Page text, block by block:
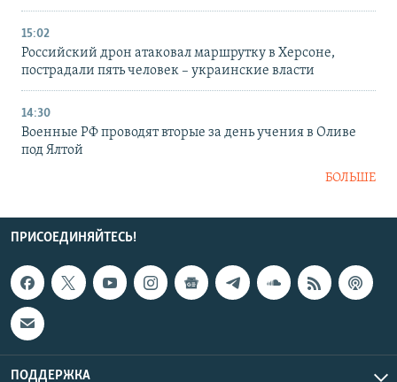
15:02
Российский дрон атаковал маршрутку в Херсоне,
пострадали пять человек – украинские власти
14:30
Военные РФ проводят вторые за день учения в Оливе
под Ялтой
БОЛЬШЕ
ПРИСОЕДИНЯЙТЕСЬ!
ПОДДЕРЖКА